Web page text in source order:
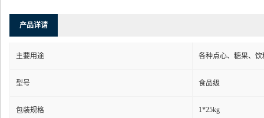
产品详请
主要用途 各种点心、糖果、
型号 食品级
包装规格 1*25kg